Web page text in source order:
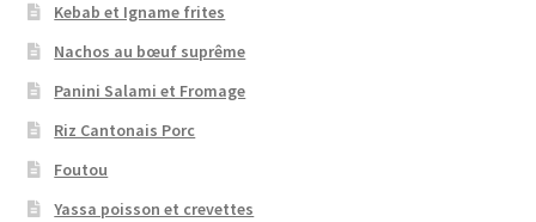
Kebab et Igname frites
Nachos au bœuf suprême
Panini Salami et Fromage
Riz Cantonais Porc
Foutou
Yassa poisson et crevettes